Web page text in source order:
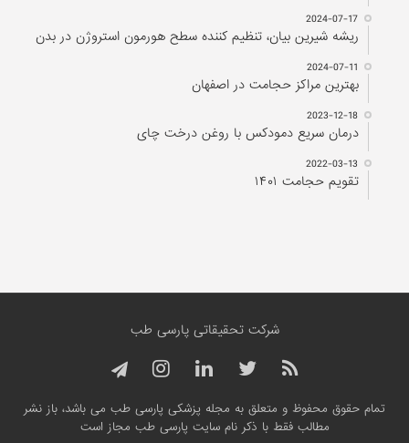
2024-07-17
ریشه شیرین بیان، تنظیم کننده سطح هورمون استروژن در بدن
2024-07-11
بهترین مراکز حجامت در اصفهان
2023-12-18
درمان سریع دمودکس با روغن درخت چای
2022-03-13
تقویم حجامت ۱۴۰۱
شرکت تحقیقاتی پارسی طب
تمام حقوق محفوظ و متعلق به مجله پزشکی پارسی طب می باشد، باز نشر
مطالب فقط با ذکر نام سایت پارسی طب مجاز است